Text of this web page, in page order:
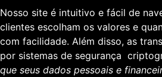
Nosso site é intuitivo e fácil de
clientes escolham os valores e
com facilidade. Além disso, as
por sistemas de segurança
que seus dados pessoais e